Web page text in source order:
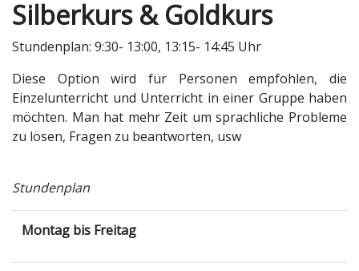
Silberkurs & Goldkurs
Stundenplan: 9:30- 13:00, 13:15- 14:45 Uhr
Diese Option wird für Personen empfohlen, die
Einzelunterricht und Unterricht in einer Gruppe haben
möchten. Man hat mehr Zeit um sprachliche Probleme
zu lösen, Fragen zu beantworten, usw
Stundenplan
Montag bis Freitag